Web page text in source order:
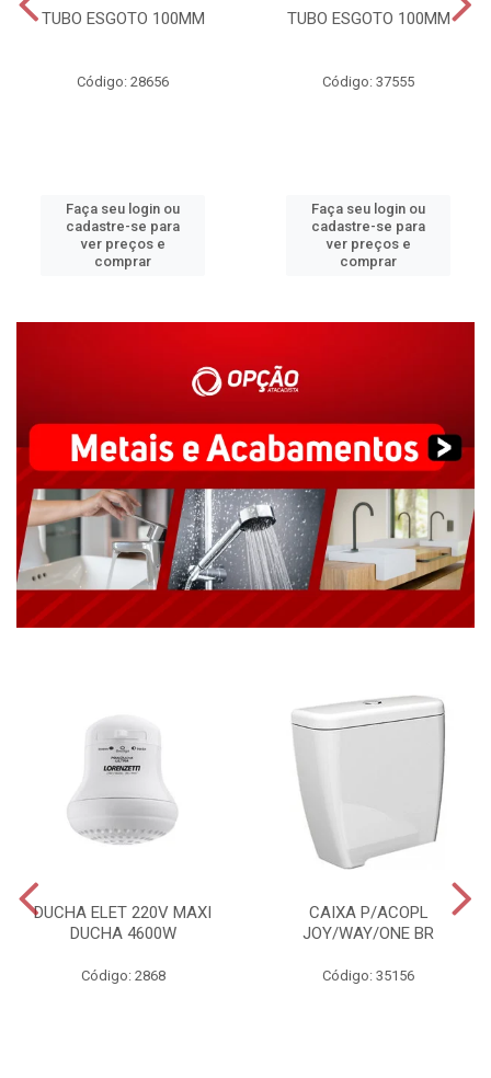
TUBO ESGOTO 100MM
Código: 28656
Faça seu login ou
cadastre-se para
ver preços e
comprar
TUBO ESGOTO 100MM
Código: 37555
Faça seu login ou
cadastre-se para
ver preços e
comprar
DUCHA ELET 220V MAXI
DUCHA 4600W
Código: 2868
CAIXA P/ACOPL
JOY/WAY/ONE BR
Código: 35156